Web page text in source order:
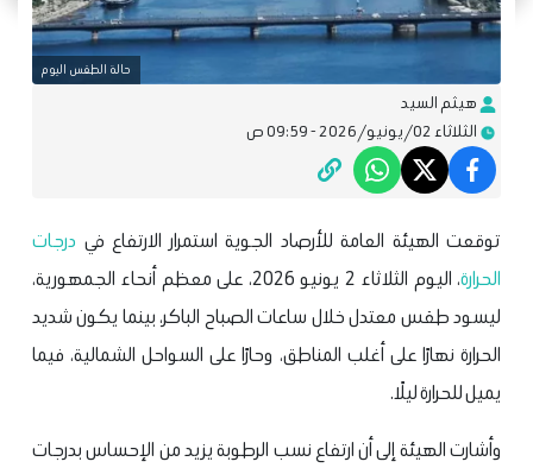
حالة الطقس اليوم
هيثم السيد
الثلاثاء 02/يونيو/2026 - 09:59 ص
توقعت الهيئة العامة للأرصاد الجوية استمرار الارتفاع في درجات
الحرارة
، اليوم الثلاثاء 2 يونيو 2026، على معظم أنحاء الجمهورية،
ليسود طقس معتدل خلال ساعات الصباح الباكر، بينما يكون شديد
الحرارة نهارًا على أغلب المناطق، وحارًا على السواحل الشمالية، فيما
يميل للحرارة ليلًا.
وأشارت الهيئة إلى أن ارتفاع نسب الرطوبة يزيد من الإحساس بدرجات